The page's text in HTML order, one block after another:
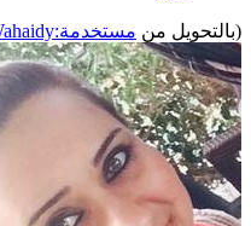
(بالتحويل من مستخدمة:FatimaWahaidy